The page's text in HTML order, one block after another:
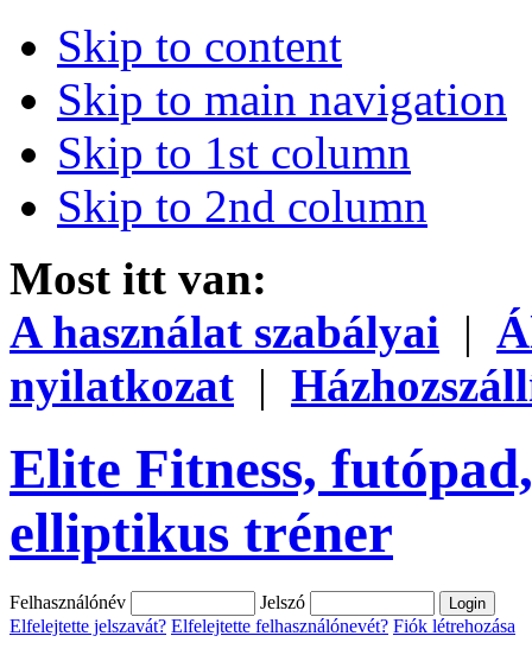
Skip to content
Skip to main navigation
Skip to 1st column
Skip to 2nd column
Most itt van:
A használat szabályai |
nyilatkozat |
Elite Fitness,
elliptikus tréner
Felhasználónév
Jelszó
Elfelejtette jelszavát? Elfelejtette felhasználónevét? Fiók létrehozása